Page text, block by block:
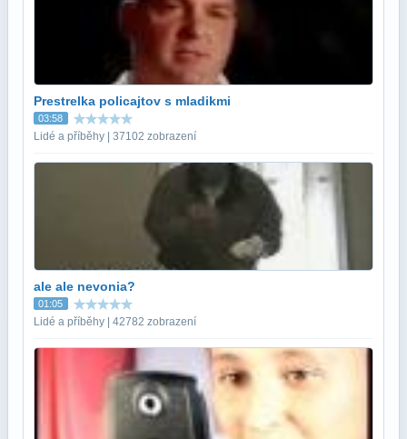
Prestrelka policajtov s mladikmi
03:58
Lidé a příběhy | 37102 zobrazení
ale ale nevonia?
01:05
Lidé a příběhy | 42782 zobrazení